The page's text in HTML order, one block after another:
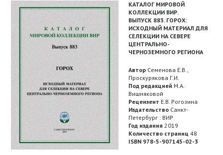
КАТАЛОГ МИРОВОЙ
КОЛЛЕКЦИИ ВИР.
ВЫПУСК 883. ГОРОХ:
ИСХОДНЫЙ МАТЕРИАЛ ДЛЯ
СЕЛЕКЦИИ НА СЕВЕРЕ
ЦЕНТРАЛЬНО-
ЧЕРНОЗЕМНОГО РЕГИОНА
Автор Семенова Е.В.,
Проскурякова Г.И.
Под редакцией М.А.
Вишняковой
Рецензент Е.В. Рогозина
Издательство Санкт-
Петербург : ВИР
Год издания 2019
Количество страниц 48
ISBN 978-5-907145-02-3